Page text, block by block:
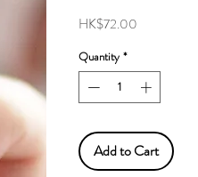
HK$72.00
Quantity *
Add to Cart